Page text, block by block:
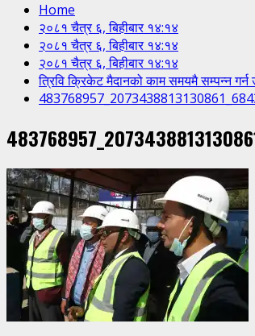
Home
२०८१ चैत्र ६, बिहीबार १४:१४
२०८१ चैत्र ६, बिहीबार १४:१४
२०८१ चैत्र ६, बिहीबार १४:१४
त्रिवि क्रिकेट मैदानको काम समयमै सम्पन्न